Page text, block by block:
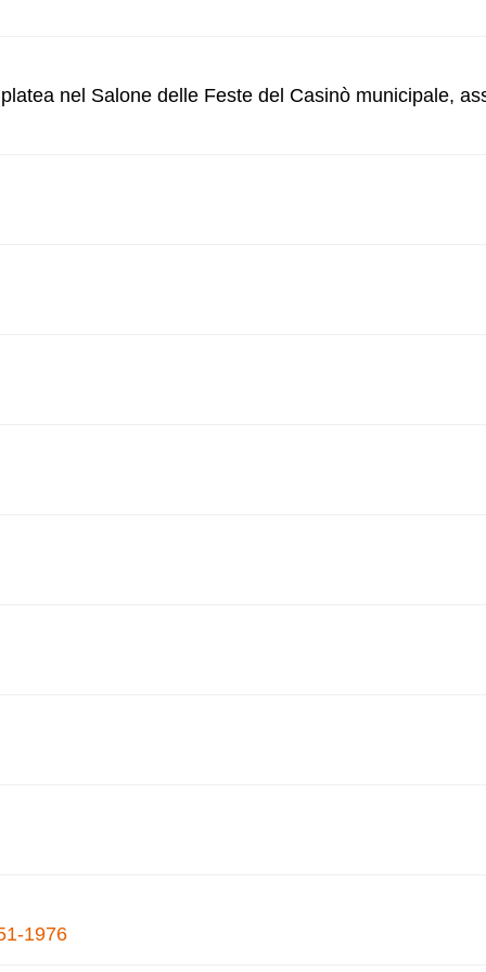
nel Salone delle Feste del Casinò municipale,
1976